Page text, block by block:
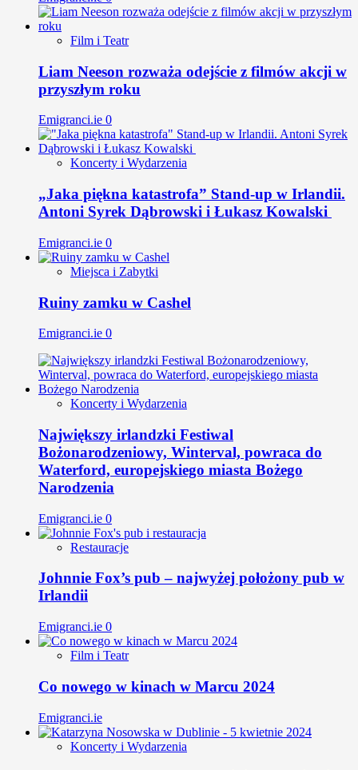
Film i Teatr
Liam Neeson rozważa odejście z filmów akcji w
przyszłym roku
Emigranci.ie 0
Koncerty i Wydarzenia
„Jaka piękna katastrofa” Stand-up w Irlandii.
Antoni Syrek Dąbrowski i Łukasz Kowalski
Emigranci.ie 0
Miejsca i Zabytki
Ruiny zamku w Cashel
Emigranci.ie 0
Koncerty i Wydarzenia
Największy irlandzki Festiwal
Bożonarodzeniowy, Winterval, powraca do
Waterford, europejskiego miasta Bożego
Narodzenia
Emigranci.ie 0
Restauracje
Johnnie Fox’s pub – najwyżej położony pub w
Irlandii
Emigranci.ie 0
Film i Teatr
Co nowego w kinach w Marcu 2024
Emigranci.ie
Koncerty i Wydarzenia